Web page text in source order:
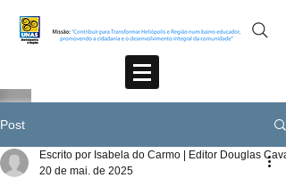
Post
Escrito por Isabela do Carmo | Editor Douglas
20 de mai. de 2025